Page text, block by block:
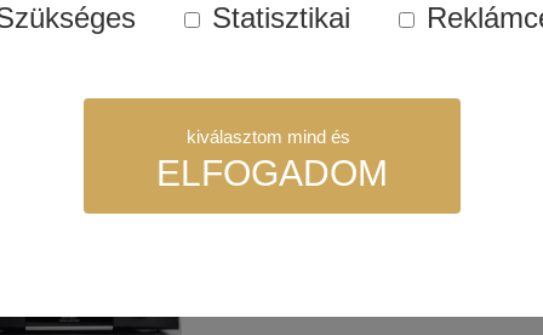
Statisztikai
kiválasztom mind és
ELFOGADOM
szükséges sütik. Ezek nélkül a weboldalt nem lehet megtekinteni.